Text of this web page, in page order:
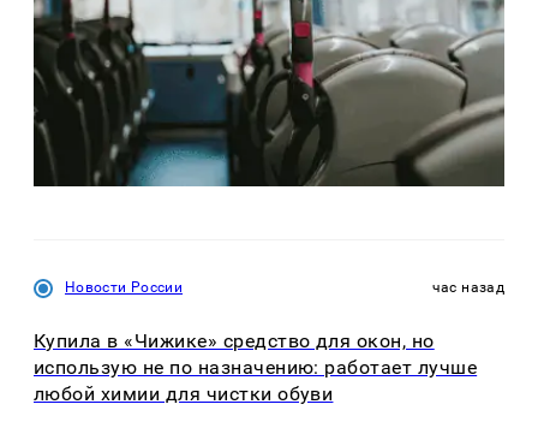
Новости России час назад
Купила в «Чижике» средство для окон, но
использую не по назначению: работает лучше
любой химии для чистки обуви